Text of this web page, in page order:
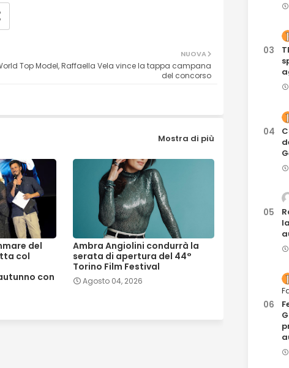
NUOVA
Top Model, Raffaella Vela vince la tappa campana
del concorso
Mostra di più
del
col
con
Ambra Angiolini condurrà la
serata di apertura del 44°
Torino Film Festival
Agosto 04, 2026